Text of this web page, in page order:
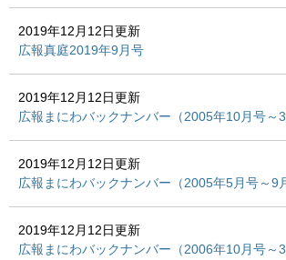
2019年12月12日更新
広報真庭2019年9月号
2019年12月12日更新
広報まにわバックナンバー（2005年10月号～3
2019年12月12日更新
広報まにわバックナンバー（2005年5月号～9
2019年12月12日更新
広報まにわバックナンバー（2006年10月号～3